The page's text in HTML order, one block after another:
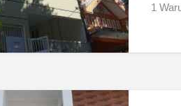
1